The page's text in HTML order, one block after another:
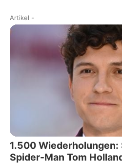
Artikel -
1.500 Wiederholungen:
Spider-Man Tom